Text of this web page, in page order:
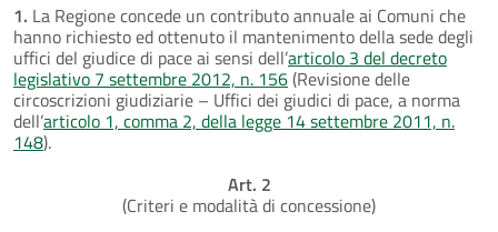
1. La Regione concede un contributo annuale ai Comuni che
hanno richiesto ed ottenuto il mantenimento della sede degli
uffici del giudice di pace ai sensi dell’articolo 3 del decreto
legislativo 7 settembre 2012, n. 156(Revisione delle
circoscrizioni giudiziarie – Uffici dei giudici di pace, a norma
dell’articolo 1, comma 2, della legge 14 settembre 2011, n.
148).
Art. 2
(Criteri e modalità di concessione)